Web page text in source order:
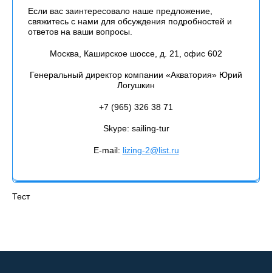
Если вас заинтересовало наше предложение,
свяжитесь с нами для обсуждения подробностей и
ответов на ваши вопросы.
Москва, Каширское шоссе, д. 21, офис 602
Генеральный директор компании «Акватория» Юрий
Логушкин
+7 (965) 326 38 71
Skype: sailing-tur
E-mail: lizing-2@list.ru
Тест